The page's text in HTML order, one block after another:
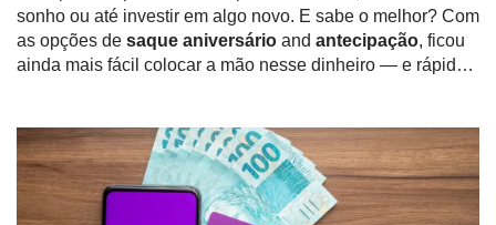
sonho ou até investir em algo novo. E sabe o melhor? Com
as opções de saque aniversário and antecipação, ficou
ainda mais fácil colocar a mão nesse dinheiro — e rápido!
Federal, que é onde boa parte dos trabalhadores faz a
solicitação. Bora entender?